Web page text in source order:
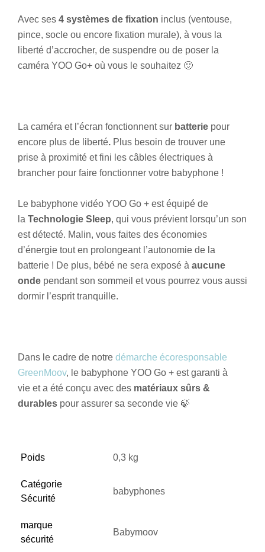
Avec ses 4 systèmes de fixation inclus (ventouse,
pince, socle ou encore fixation murale), à vous la
liberté d’accrocher, de suspendre ou de poser la
caméra YOO Go+ où vous le souhaitez 🙂
La caméra et l’écran fonctionnent sur batterie pour
encore plus de liberté. Plus besoin de trouver une
prise à proximité et fini les câbles électriques à
brancher pour faire fonctionner votre babyphone !
Le babyphone vidéo YOO Go + est équipé de
la Technologie Sleep, qui vous prévient lorsqu’un son
est détecté. Malin, vous faites des économies
d’énergie tout en prolongeant l’autonomie de la
batterie ! De plus, bébé ne sera exposé à aucune
onde pendant son sommeil et vous pourrez vous aussi
dormir l’esprit tranquille.
Dans le cadre de notre démarche écoresponsable
GreenMoov, le babyphone YOO Go + est garanti à
vie et a été conçu avec des matériaux sûrs &
durables pour assurer sa seconde vie 🍃
Poids 0,3 kg
Catégorie
Sécurité
babyphones
marque
sécurité
Babymoov